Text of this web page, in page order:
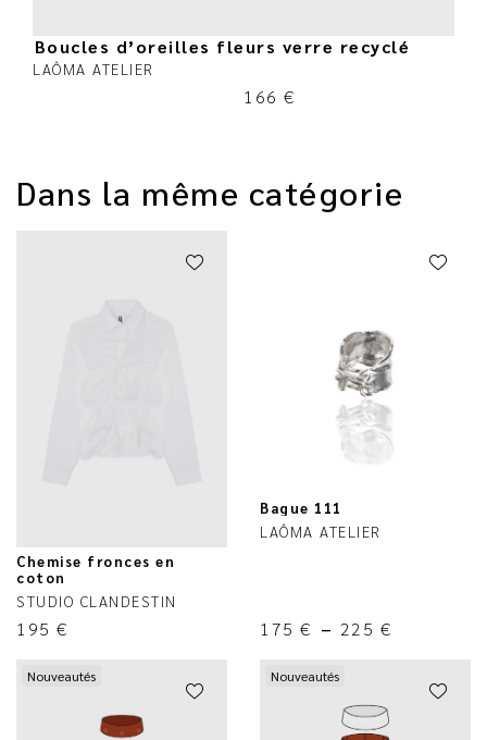
Boucles d’oreilles fleurs verre recyclé
LAÔMA ATELIER
166 €
Dans la même catégorie
Chemise fronces en
coton
STUDIO CLANDESTIN
195 €
Bague 111
LAÔMA ATELIER
175 € – 225 €
Nouveautés Nouveautés